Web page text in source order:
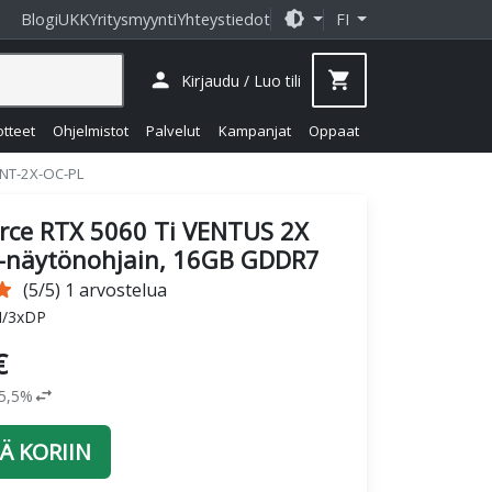
BlogiUKKYritysmyyntiYhteystiedot brightness_medium FI
Ohjelmistot Palvelut Kampanjat Oppaat
person Kirjaudu / Luo tili shopping_cart
2X-OC-PL
RTX 5060 Ti VENTUS 2X
näytönohjain, 16GB GDDR7
(5/5) 1 arvostelua
3xDP
swap_horiz
KORIIN